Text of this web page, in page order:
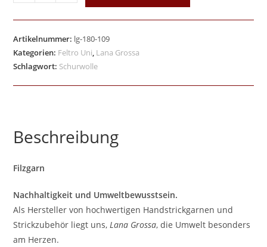
Artikelnummer: lg-180-109
Kategorien: Feltro Uni, Lana Grossa
Schlagwort: Schurwolle
Beschreibung
Filzgarn
Nachhaltigkeit und Umweltbewusstsein.
Als Hersteller von hochwertigen Handstrickgarnen und
Strickzubehör liegt uns,Lana Grossa, die Umwelt besonders
am Herzen.